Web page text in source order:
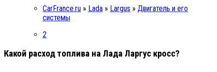
CarFrance.ru » Lada » Largus » Двигатель и его
системы
2
Какой расход топлива на Лада Ларгус кросс?